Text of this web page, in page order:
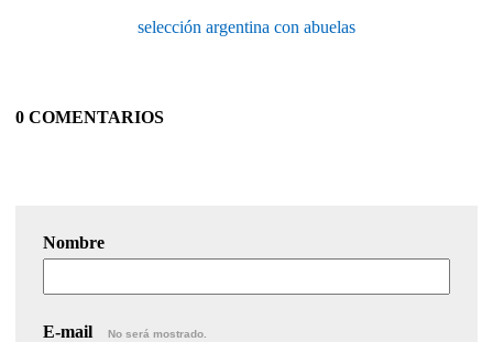
selección argentina con abuelas
0 COMENTARIOS
Nombre
E-mail No será mostrado.